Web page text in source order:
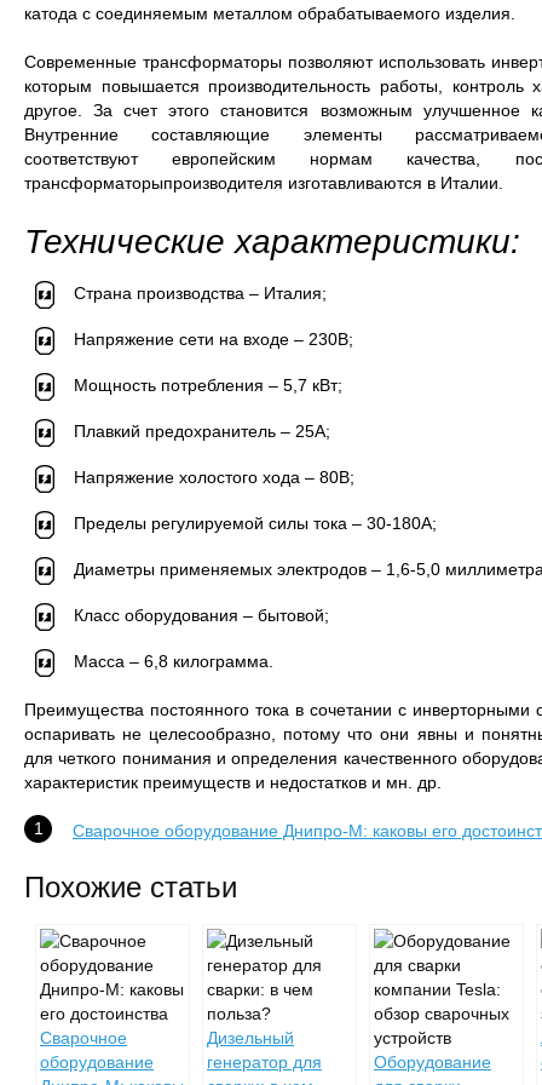
катода с соединяемым металлом обрабатываемого изделия.
Современные трансформаторы позволяют использовать
которым повышается производительность работы, контроль
другое. За счет этого становится возможным улучшенное
Внутренние составляющие элементы
соответствуют европейским нормам качества,
трансформаторыпроизводителя изготавливаются в Италии.
Технические характеристики:
Страна производства – Италия;
Напряжение сети на входе – 230В;
Мощность потребления – 5,7 кВт;
Плавкий предохранитель – 25А;
Напряжение холостого хода – 80В;
Пределы регулируемой силы тока – 30-180А;
Диаметры применяемых электродов – 1,6-5,0
Класс оборудования – бытовой;
Масса – 6,8 килограмма.
Преимущества постоянного тока в сочетании с
оспаривать не целесообразно, потому что они явны и
для четкого понимания и определения качественного
характеристик преимуществ и недостатков и мн. др.
Сварочное оборудование Днипро-М: каковы его
Похожие статьи
Сварочное
оборудование
Дизельный
генератор для
Оборудование